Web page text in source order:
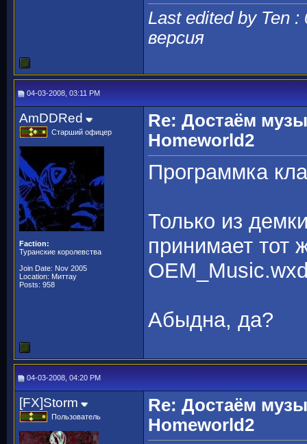
Last edited by Ten
версия
04-03-2008, 03:11 PM
AmDDRed
Старший офицер
Faction:
Туранские королевства
Join Date: Nov 2005
Location: Миттау
Posts: 958
Re: Достаём
Homeworld2
Программка
Только из
принимает тот
Абыдна, да?
04-03-2008, 04:20 PM
[FX]Storm
Пользователь
Re: Достаём
Homeworld2